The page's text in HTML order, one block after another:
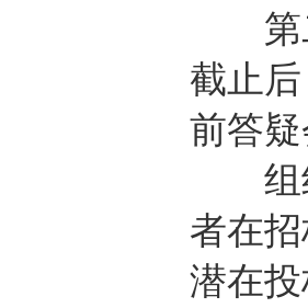
第二
截止
前答
组织
者在
潜在